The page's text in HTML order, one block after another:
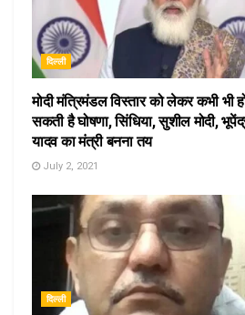
दिल्ली
मोदी मंत्रिमंडल विस्तार को लेकर कभी भी
सकती है घोषणा, सिंधिया, सुशील मोदी,
यादव का मंत्री बनना तय
July 2, 2021
दिल्ली